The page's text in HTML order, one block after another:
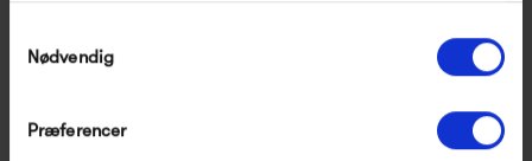
Nødvendig
Præferencer